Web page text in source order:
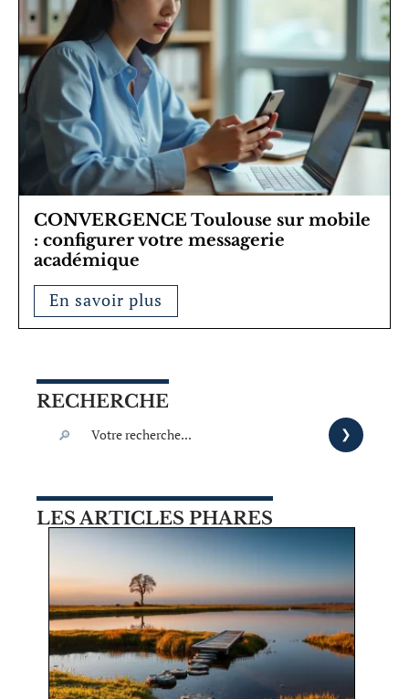
CONVERGENCE Toulouse sur mobile
: configurer votre messagerie
académique
En savoir plus
RECHERCHE
LES ARTICLES PHARES